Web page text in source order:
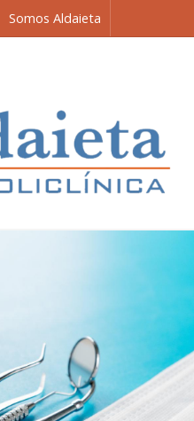
Somos Aldaieta